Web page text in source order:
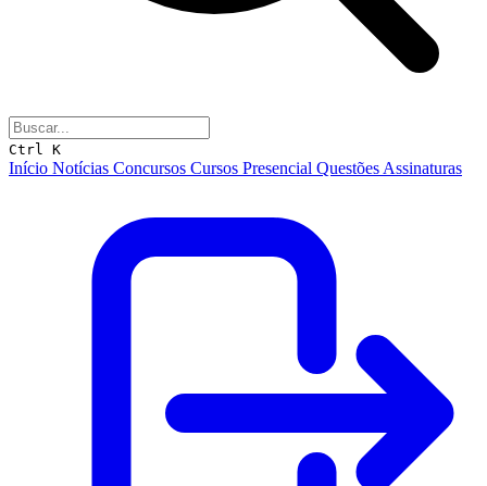
Ctrl K
Início Notícias Concursos Cursos Presencial Questões Assinaturas